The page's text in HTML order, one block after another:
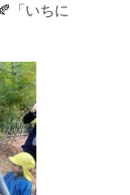
「いちに